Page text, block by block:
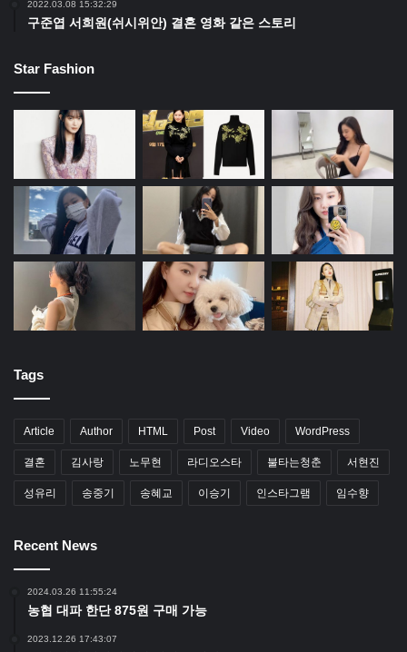
2022.03.08 15:32:29
구준엽 서희원(쉬시위안) 결혼 영화 같은 스토리
Star Fashion
Tags
Article Author HTML Post Video WordPress
결혼 김사랑 노무현 라디오스타 불타는청춘 서현진
성유리 송중기 송혜교 이승기 인스타그램 임수향
Recent News
2024.03.26 11:55:24
농협 대파 한단 875원 구매 가능
2023.12.26 17:43:07